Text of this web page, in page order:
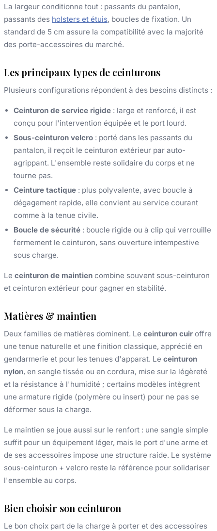
La largeur conditionne tout : passants du pantalon,
passants des holsters et étuis, boucles de fixation. Un
standard de 5 cm assure la compatibilité avec la majorité
des porte-accessoires du marché.
Les principaux types de ceinturons
Plusieurs configurations répondent à des besoins distincts :
Ceinturon de service rigide : large et renforcé, il est
conçu pour l'intervention équipée et le port lourd.
Sous-ceinturon velcro : porté dans les passants du
pantalon, il reçoit le ceinturon extérieur par auto-
agrippant. L'ensemble reste solidaire du corps et ne
tourne pas.
Ceinture tactique : plus polyvalente, avec boucle à
dégagement rapide, elle convient au service courant
comme à la tenue civile.
Boucle de sécurité : boucle rigide ou à clip qui verrouille
fermement le ceinturon, sans ouverture intempestive
sous charge.
Le ceinturon de maintien combine souvent sous-ceinturon
et ceinturon extérieur pour gagner en stabilité.
Matières & maintien
Deux familles de matières dominent. Le ceinturon cuir offre
une tenue naturelle et une finition classique, apprécié en
gendarmerie et pour les tenues d'apparat. Le ceinturon
nylon, en sangle tissée ou en cordura, mise sur la légèreté
et la résistance à l'humidité ; certains modèles intègrent
une armature rigide (polymère ou insert) pour ne pas se
déformer sous la charge.
Le maintien se joue aussi sur le renfort : une sangle simple
suffit pour un équipement léger, mais le port d'une arme et
de ses accessoires impose une structure raide. Le système
sous-ceinturon + velcro reste la référence pour solidariser
l'ensemble au corps.
Bien choisir son ceinturon
Le bon choix part de la charge à porter et des accessoires